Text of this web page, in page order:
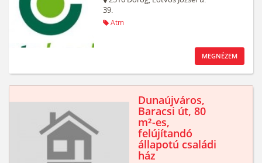
39.
Atm
MEGNÉZEM
Dunaújváros,
Baracsi út, 80
m²-es,
felújítandó
állapotú családi
ház